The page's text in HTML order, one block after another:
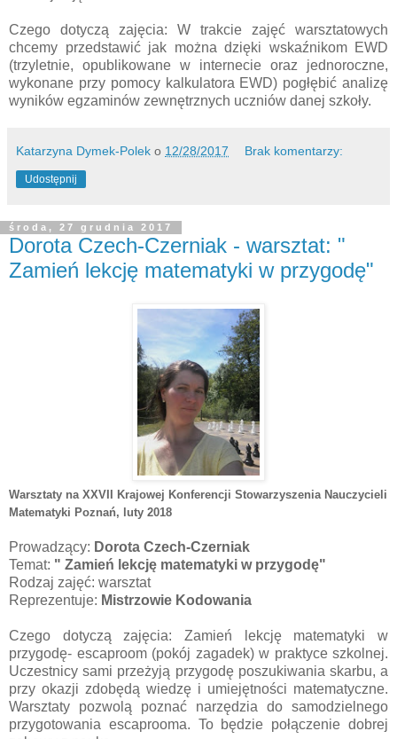
Czego dotyczą zajęcia: W trakcie zajęć warsztatowych
chcemy przedstawić jak można dzięki wskaźnikom EWD
(trzyletnie, opublikowane w internecie oraz jednoroczne,
wykonane przy pomocy kalkulatora EWD) pogłębić analizę
wyników egzaminów zewnętrznych uczniów danej szkoły.
Katarzyna Dymek-Polek o 12/28/2017 Brak komentarzy:
Udostępnij
środa, 27 grudnia 2017
Dorota Czech-Czerniak - warsztat: "
Zamień lekcję matematyki w przygodę"
Warsztaty na XXVII Krajowej Konferencji Stowarzyszenia Nauczycieli
Matematyki Poznań, luty 2018
Prowadzący: Dorota Czech-Czerniak
Temat: " Zamień lekcję matematyki w przygodę"
Rodzaj zajęć: warsztat
Reprezentuje: Mistrzowie Kodowania
Czego dotyczą zajęcia: Zamień lekcję matematyki w
przygodę- escaproom (pokój zagadek) w praktyce szkolnej.
Uczestnicy sami przeżyją przygodę poszukiwania skarbu, a
przy okazji zdobędą wiedzę i umiejętności matematyczne.
Warsztaty pozwolą poznać narzędzia do samodzielnego
przygotowania escaprooma. To będzie połączenie dobrej